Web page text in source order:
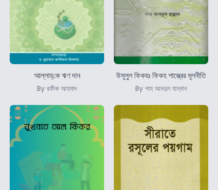
আল্লাহ্‌কে ঋণ দান
By রফীক আহমাদ
উসূলুল ফিকহঃ ফিকহ শাস্ত্রের মূলনীতি
By শাহ আবদুল হান্নান